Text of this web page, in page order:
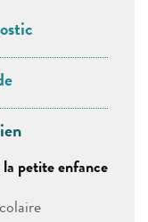
la petite enfance